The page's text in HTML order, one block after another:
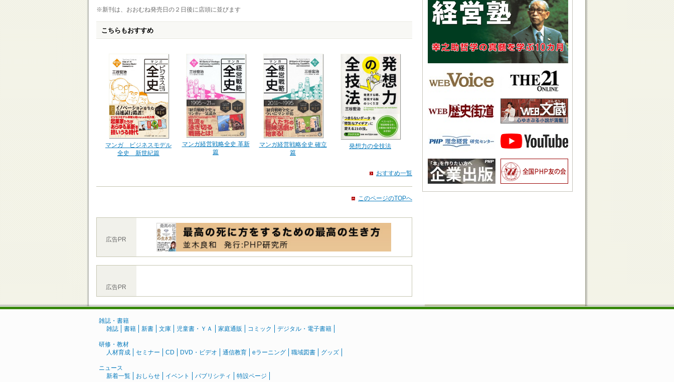
※新刊は、おおむね発売日の２日後に店頭に並びます
こちらもおすすめ
マンガ ビジネスモデル
全史 新世紀篇
マンガ経営戦略全史 革新
篇
マンガ経営戦略全史 確立
篇
発想力の全技法
おすすめ一覧
このページのTOPへ
広告PR
広告PR
雑誌・書籍
雑誌
書籍 新書 文庫 児童書・ＹＡ 家庭通販 コミック デジタル・電子書籍
研修・教材
人材育成
セミナー CD DVD・ビデオ 通信教育 eラーニング 職域図書 グッズ
ニュース
新着一覧
おしらせ イベント パブリシティ 特設ページ